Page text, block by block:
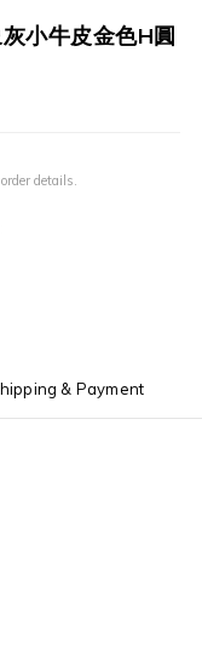
小牛皮金色H圓
details.
& Payment